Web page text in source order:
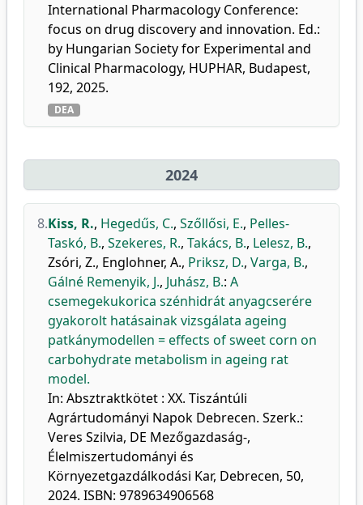
International Pharmacology Conference:
focus on drug discovery and innovation. Ed.:
by Hungarian Society for Experimental and
Clinical Pharmacology, HUPHAR, Budapest,
192, 2025.
DEA
2024
8.Kiss, R., Hegedűs, C., Szőllősi, E., Pelles-
Taskó, B., Szekeres, R., Takács, B., Lelesz, B.,
Zsóri, Z., Englohner, A., Priksz, D., Varga, B.,
Gálné Remenyik, J., Juhász, B.: A
csemegekukorica szénhidrát anyagcserére
gyakorolt hatásainak vizsgálata ageing
patkánymodellen = effects of sweet corn on
carbohydrate metabolism in ageing rat
model.
In: Absztraktkötet : XX. Tiszántúli
Agrártudományi Napok Debrecen. Szerk.:
Veres Szilvia, DE Mezőgazdaság-,
Élelmiszertudományi és
Környezetgazdálkodási Kar, Debrecen, 50,
2024. ISBN: 9789634906568